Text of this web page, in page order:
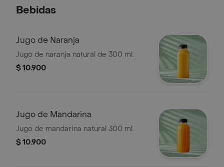
Bebidas
Jugo de Naranja
Jugo de naranja natural de 300 ml.
$ 10.900
Jugo de Mandarina
Jugo de mandarina natural 300 ml.
$ 10.900